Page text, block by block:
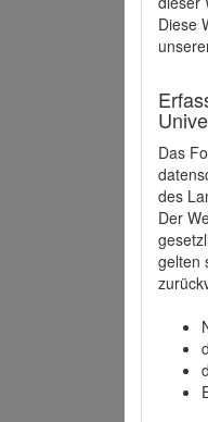
Diese
Das
des
Der
gelten